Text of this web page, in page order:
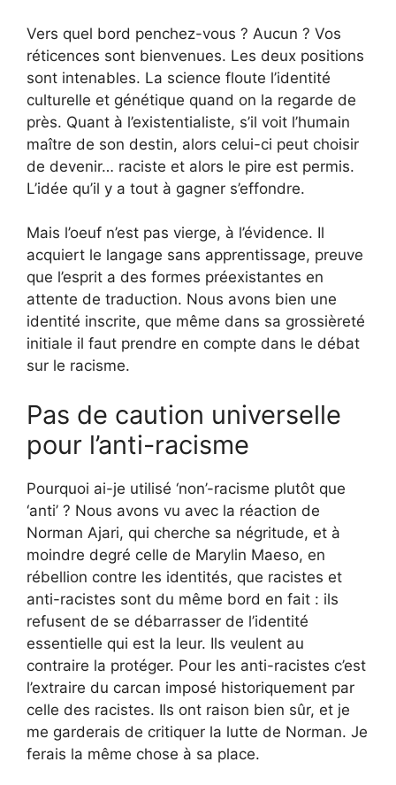
Vers quel bord penchez-vous ? Aucun ? Vos
réticences sont bienvenues. Les deux positions
sont intenables. La science floute l’identité
culturelle et génétique quand on la regarde de
près. Quant à l’existentialiste, s’il voit l’humain
maître de son destin, alors celui-ci peut choisir
de devenir… raciste et alors le pire est permis.
L’idée qu’il y a tout à gagner s’effondre.
Mais l’oeuf n’est pas vierge, à l’évidence. Il
acquiert le langage sans apprentissage, preuve
que l’esprit a des formes préexistantes en
attente de traduction. Nous avons bien une
identité inscrite, que même dans sa grossièreté
initiale il faut prendre en compte dans le débat
sur le racisme.
Pas de caution universelle
pour l’anti-racisme
Pourquoi ai-je utilisé ‘non’-racisme plutôt que
‘anti’ ? Nous avons vu avec la réaction de
Norman Ajari, qui cherche sa négritude, et à
moindre degré celle de Marylin Maeso, en
rébellion contre les identités, que racistes et
anti-racistes sont du même bord en fait : ils
refusent de se débarrasser de l’identité
essentielle qui est la leur. Ils veulent au
contraire la protéger. Pour les anti-racistes c’est
l’extraire du carcan imposé historiquement par
celle des racistes. Ils ont raison bien sûr, et je
me garderais de critiquer la lutte de Norman. Je
ferais la même chose à sa place.